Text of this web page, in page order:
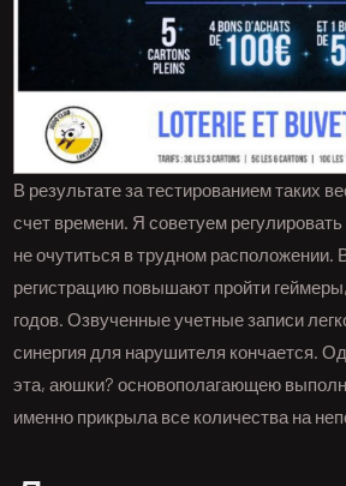
В результате за тестированием таких
счет времени. Я советуем
не очутиться в трудном расположении.
регистрацию повышают пройти
годов. Озвученные учетные записи
синергия для нарушителя кончается.
эта, аюшки? основополагающею
именно прикрыла все количества на